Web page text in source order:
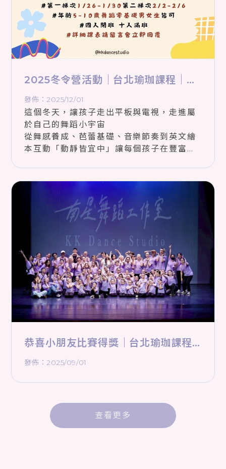
2025冬令營活動｜台北瑜珈課程｜萬
華區瑜珈課程
發佈：2025/12/01
這個冬天，讓孩子走出平板與電視，走進屬
於自己的舞蹈小宇宙
從舞感養成、芭蕾基礎、音樂節奏到英文繪
本互動「動靜皆宜中」讓每個孩子在豐富、
恭喜小朋友比賽得獎｜台北瑜珈課程
｜萬華區瑜珈課程
發佈：2025/09/01
查看更多